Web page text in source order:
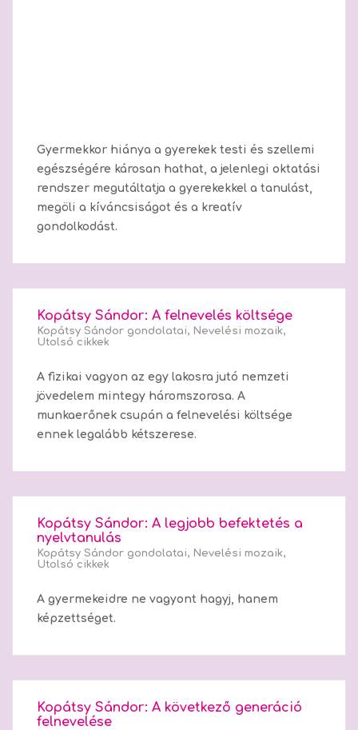
Gyermekkor hiánya a gyerekek testi és szellemi
egészségére károsan hathat, a jelenlegi oktatási
rendszer megutáltatja a gyerekekkel a tanulást,
megöli a kíváncsiságot és a kreatív
gondolkodást.
Kopátsy Sándor: A felnevelés költsége
Kopátsy Sándor gondolatai, Nevelési mozaik,
Utolsó cikkek
A fizikai vagyon az egy lakosra jutó nemzeti
jövedelem mintegy háromszorosa. A
munkaerőnek csupán a felnevelési költsége
ennek legalább kétszerese.
Kopátsy Sándor: A legjobb befektetés a
nyelvtanulás
Kopátsy Sándor gondolatai, Nevelési mozaik,
Utolsó cikkek
A gyermekeidre ne vagyont hagyj, hanem
képzettséget.
Kopátsy Sándor: A következő generáció
felnevelése